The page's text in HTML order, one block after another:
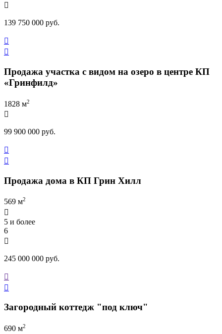

139 750 000 руб.


Продажа участка с видом на озеро в центре КП
«Гринфилд»
1828 м2

99 900 000 руб.


Продажа дома в КП Грин Хилл
569 м2

5 и более
6

245 000 000 руб.


Загородный коттедж "под ключ"
690 м2